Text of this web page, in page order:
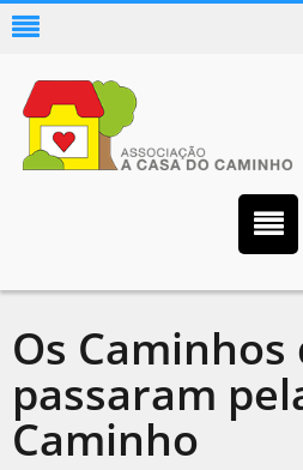
Os
passaram
Caminho